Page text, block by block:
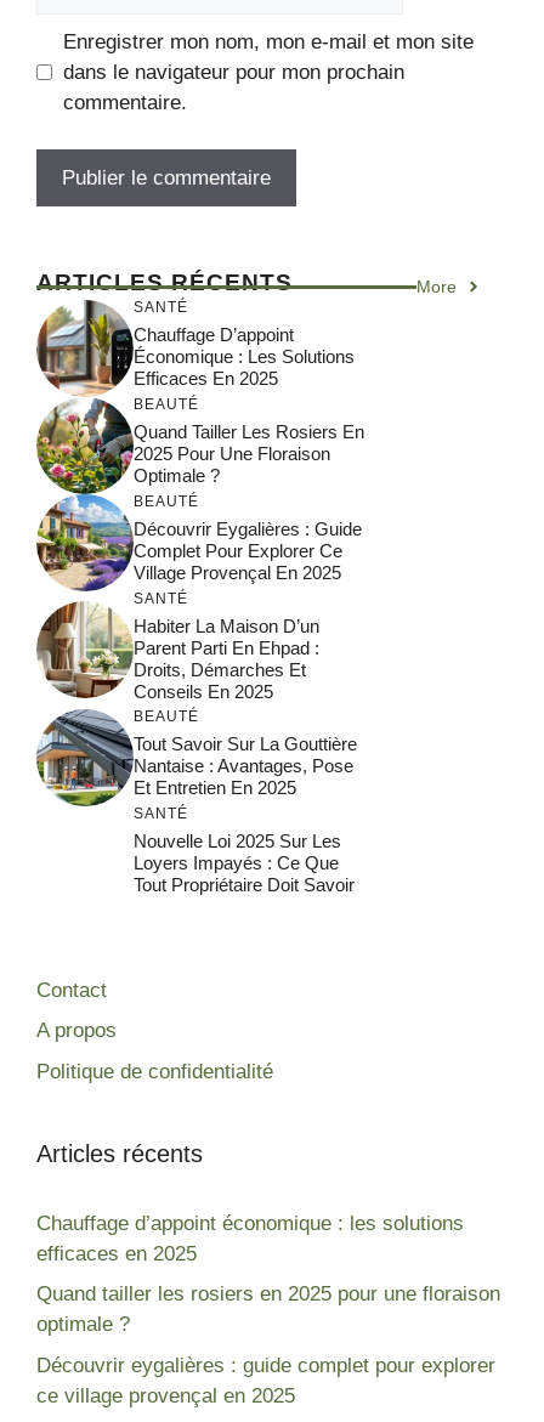
Enregistrer mon nom, mon e-mail et mon site
dans le navigateur pour mon prochain
commentaire.
ARTICLES RÉCENTS More
SANTÉ
Chauffage D’appoint
Économique : Les Solutions
Efficaces En 2025
BEAUTÉ
Quand Tailler Les Rosiers En
2025 Pour Une Floraison
Optimale ?
BEAUTÉ
Découvrir Eygalières : Guide
Complet Pour Explorer Ce
Village Provençal En 2025
SANTÉ
Habiter La Maison D’un
Parent Parti En Ehpad :
Droits, Démarches Et
Conseils En 2025
BEAUTÉ
Tout Savoir Sur La Gouttière
Nantaise : Avantages, Pose
Et Entretien En 2025
SANTÉ
Nouvelle Loi 2025 Sur Les
Loyers Impayés : Ce Que
Tout Propriétaire Doit Savoir
Contact
A propos
Politique de confidentialité
Articles récents
Chauffage d’appoint économique : les solutions
efficaces en 2025
Quand tailler les rosiers en 2025 pour une floraison
optimale ?
Découvrir eygalières : guide complet pour explorer
ce village provençal en 2025